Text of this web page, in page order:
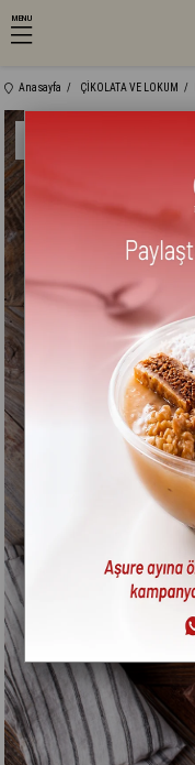
MENU
Anasayfa ÇİKOLATA VE LOKUM